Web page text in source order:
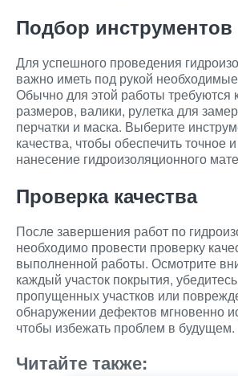
Подбор инструментов
Для успешного проведения
важно иметь под рукой
Обычно для этой работы требуются
размеров, валики, рулетка для
перчатки и маска. Выберите
качества, чтобы обеспечить точное
нанесение гидроизоляционного
Проверка качества
После завершения работ по
необходимо провести проверку
выполненной работы. Осмотрите
каждый участок покрытия,
пропущенных участков или
обнаружении дефектов мгновенно
чтобы избежать проблем в будущем.
Читайте также: